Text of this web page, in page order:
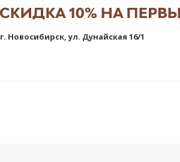
г. Новосибирск, ул. Дунайская 16/1